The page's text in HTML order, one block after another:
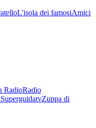
L'isola dei famosiAmici
RadioRadio
SuperguidatvZuppa di